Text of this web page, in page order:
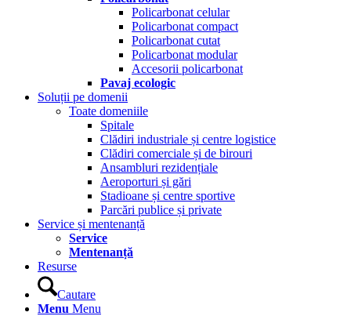
Policarbonat celular
Policarbonat compact
Policarbonat cutat
Policarbonat modular
Accesorii policarbonat
Pavaj ecologic
Soluții pe domenii
Toate domeniile
Spitale
Clădiri industriale și centre logistice
Clădiri comerciale și de birouri
Ansambluri rezidențiale
Aeroporturi și gări
Stadioane și centre sportive
Parcări publice și private
Service și mentenanță
Service
Mentenanță
Resurse
Cautare
Menu Menu